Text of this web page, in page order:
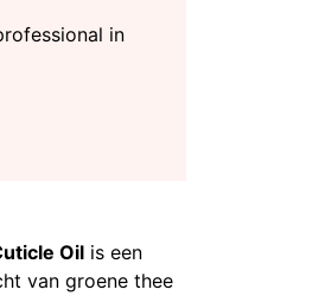
Oil is een
van groene thee
in